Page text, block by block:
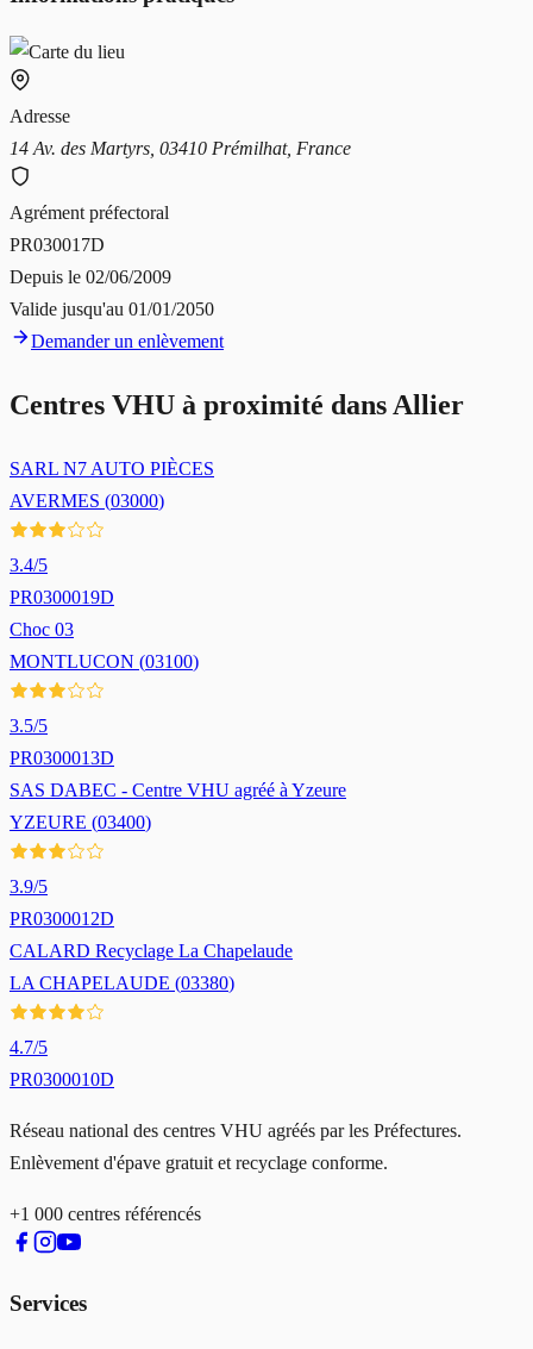
Adresse
14 Av. des Martyrs, 03410 Prémilhat, France
Agrément préfectoral
PR030017D
Depuis le 02/06/2009
Valide jusqu'au 01/01/2050
Demander un enlèvement
Centres VHU à proximité dans Allier
SARL N7 AUTO PIÈCES
AVERMES (03000)
3.4/5
PR0300019D
Choc 03
MONTLUCON (03100)
3.5/5
PR0300013D
SAS DABEC - Centre VHU agréé à Yzeure
YZEURE (03400)
3.9/5
PR0300012D
CALARD Recyclage La Chapelaude
LA CHAPELAUDE (03380)
4.7/5
PR0300010D
Réseau national des centres VHU agréés par les Préfectures.
Enlèvement d'épave gratuit et recyclage conforme.
+1 000 centres référencés
Services